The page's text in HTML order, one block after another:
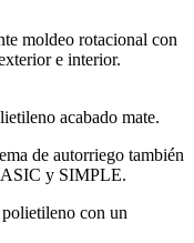
moldeo rotacional con
e interior.
acabado mate.
de autorriego también
y SIMPLE.
con un